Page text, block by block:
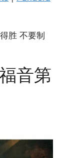
胜 不要制
音第